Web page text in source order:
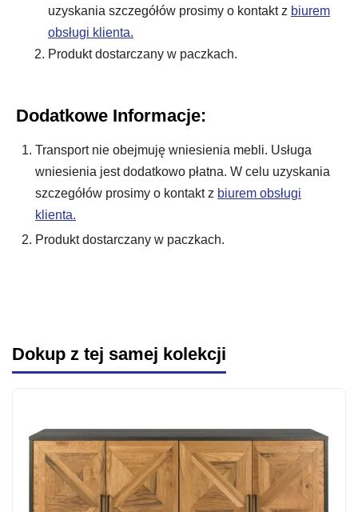
uzyskania szczegółów prosimy o kontakt z biurem
obsługi klienta.
Produkt dostarczany w paczkach.
Dodatkowe Informacje:
Transport nie obejmuję wniesienia mebli. Usługa
wniesienia jest dodatkowo płatna. W celu uzyskania
szczegółów prosimy o kontakt z biurem obsługi
klienta.
Produkt dostarczany w paczkach.
Dokup z tej samej kolekcji